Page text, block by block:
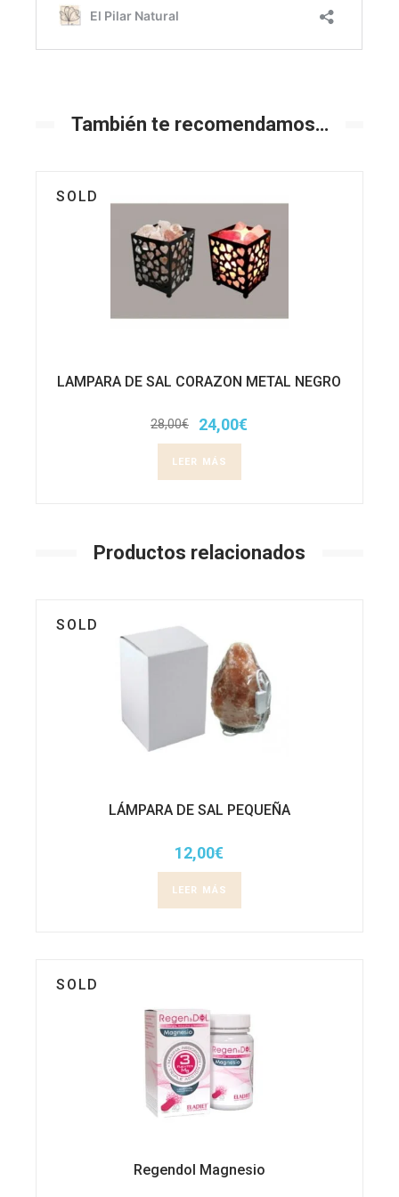
También te recomendamos…
SOLD
LAMPARA DE SAL CORAZON METAL NEGRO
28,00€
El
precio
original
era:
24,00€
El
precio
actual
es:
LEER MÁS
Productos relacionados
SOLD
LÁMPARA DE SAL PEQUEÑA
12,00€
LEER MÁS
SOLD
Regendol Magnesio